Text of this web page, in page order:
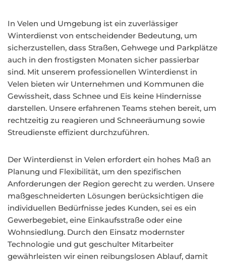
In Velen und Umgebung ist ein zuverlässiger
Winterdienst von entscheidender Bedeutung, um
sicherzustellen, dass Straßen, Gehwege und Parkplätze
auch in den frostigsten Monaten sicher passierbar
sind. Mit unserem professionellen Winterdienst in
Velen bieten wir Unternehmen und Kommunen die
Gewissheit, dass Schnee und Eis keine Hindernisse
darstellen. Unsere erfahrenen Teams stehen bereit, um
rechtzeitig zu reagieren und Schneeräumung sowie
Streudienste effizient durchzuführen.
Der Winterdienst in Velen erfordert ein hohes Maß an
Planung und Flexibilität, um den spezifischen
Anforderungen der Region gerecht zu werden. Unsere
maßgeschneiderten Lösungen berücksichtigen die
individuellen Bedürfnisse jedes Kunden, sei es ein
Gewerbegebiet, eine Einkaufsstraße oder eine
Wohnsiedlung. Durch den Einsatz modernster
Technologie und gut geschulter Mitarbeiter
gewährleisten wir einen reibungslosen Ablauf, damit